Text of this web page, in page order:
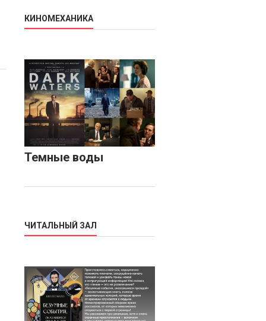
КИНОМЕХАНИКА
Темные воды
ЧИТАЛЬНЫЙ ЗАЛ